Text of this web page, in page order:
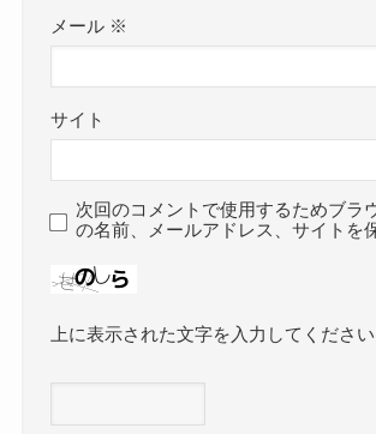
メール ※
サイト
次回のコメントで使用するためブラ
の名前、メールアドレス、サイトを
上に表示された文字を入力してください